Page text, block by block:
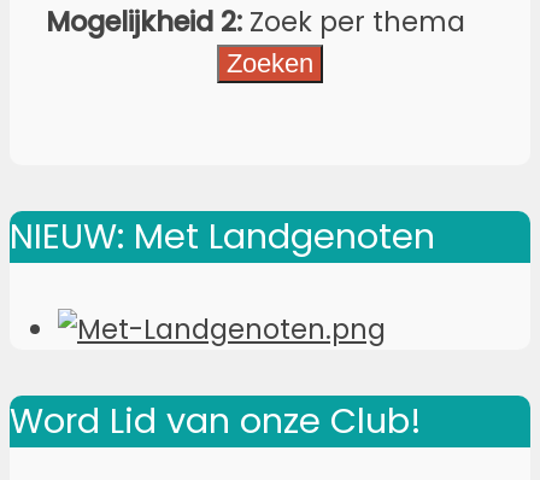
Mogelijkheid 2: Zoek per thema
NIEUW: Met Landgenoten
Word Lid van onze Club!